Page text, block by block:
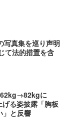
写真集を巡り声明
て法的措置を含
62kg→82kgに
る姿披露「胸板
」と反響